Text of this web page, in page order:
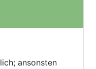
ansonsten